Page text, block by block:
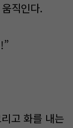
직인다.
고 화를 내는